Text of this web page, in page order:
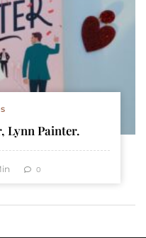
Lynn Painter.
0